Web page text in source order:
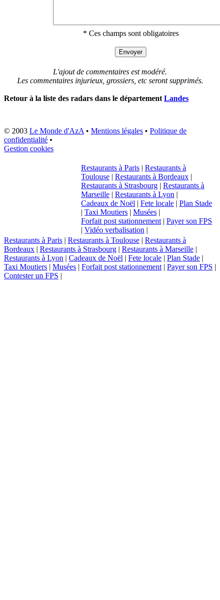
* Ces champs sont obligatoires
L'ajout de commentaires est modéré.
Les commentaires injurieux, grossiers, etc seront supprimés.
Retour à la liste des radars dans le département Landes
© 2003 Le Monde d'AzA • Mentions légales • Politique de
confidentialité •
Gestion cookies
Restaurants à Paris | Restaurants à
Toulouse | Restaurants à Bordeaux |
Restaurants à Strasbourg | Restaurants à
Marseille | Restaurants à Lyon |
Cadeaux de Noël | Fete locale | Plan Stade
| Taxi Moutiers | Musées |
Forfait post stationnement | Payer son FPS
| Vidéo verbalisation |
Restaurants à Paris | Restaurants à Toulouse | Restaurants à
Bordeaux | Restaurants à Strasbourg | Restaurants à Marseille |
Restaurants à Lyon | Cadeaux de Noël | Fete locale | Plan Stade |
Taxi Moutiers | Musées | Forfait post stationnement | Payer son FPS |
Contester un FPS |